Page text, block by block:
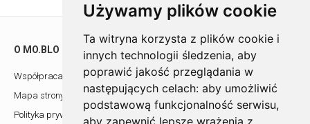
Używamy plików cookie
Ta witryna korzysta z plików cookie i
innych technologii śledzenia, aby
poprawić jakość przeglądania w
następujących celach: aby umożliwić
podstawową funkcjonalność serwisu,
aby zapewnić lepsze wrażenia z
O MO.BLO
Współpraca z architektami
Mapa strony
Polityka prywatności
POMOC
Showroom
Kontakt